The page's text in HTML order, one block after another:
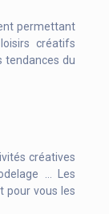
permettant
créatifs
tendances du
créatives
… Les
pour vous les